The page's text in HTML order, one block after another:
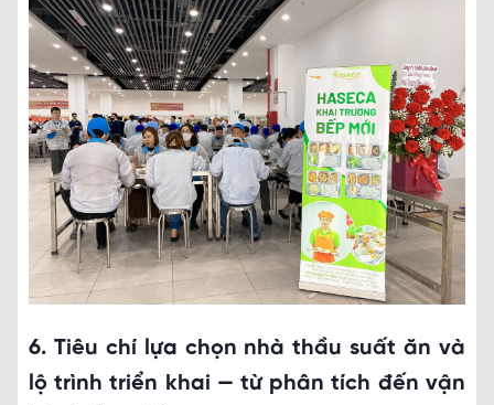
6. Tiêu chí lựa chọn nhà thầu suất ăn và
lộ trình triển khai — từ phân tích đến vận